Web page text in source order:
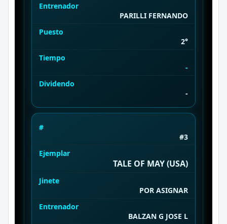
Entrenador
PARILLI FERNANDO
Puesto
2°
Tiempo
-
Dividendo
-
#
#3
Ejemplar
TALE OF MAY (USA)
Jinete
POR ASIGNAR
Entrenador
BALZAN G JOSE L